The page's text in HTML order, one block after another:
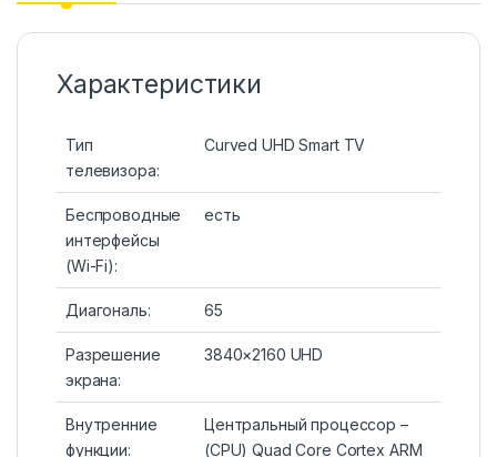
Характеристики
Тип
телевизора:
Curved UHD Smart TV
Беспроводные
интерфейсы
(Wi-Fi):
есть
Диагональ: 65
Разрешение
экрана:
3840×2160 UHD
Внутренние
функции:
Центральный процессор –
(CPU) Quad Core Cortex ARM